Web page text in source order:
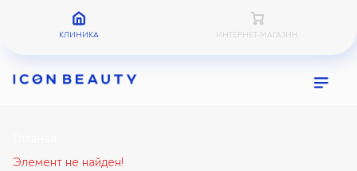
КЛИНИКА ИНТЕРНЕТ-МАГАЗИН
Элемент не найден!